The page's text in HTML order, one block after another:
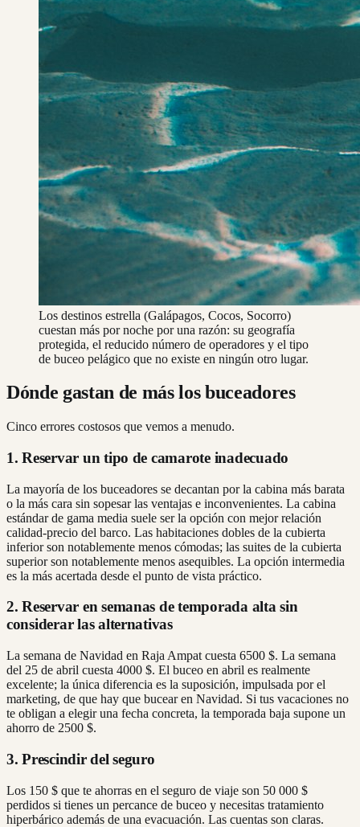
Los destinos estrella (Galápagos, Cocos, Socorro)
cuestan más por noche por una razón: su geografía
protegida, el reducido número de operadores y el tipo
de buceo pelágico que no existe en ningún otro lugar.
Dónde gastan de más los buceadores
Cinco errores costosos que vemos a menudo.
1. Reservar un tipo de camarote inadecuado
La mayoría de los buceadores se decantan por la cabina más barata
o la más cara sin sopesar las ventajas e inconvenientes. La cabina
estándar de gama media suele ser la opción con mejor relación
calidad-precio del barco. Las habitaciones dobles de la cubierta
inferior son notablemente menos cómodas; las suites de la cubierta
superior son notablemente menos asequibles. La opción intermedia
es la más acertada desde el punto de vista práctico.
2. Reservar en semanas de temporada alta sin
considerar las alternativas
La semana de Navidad en Raja Ampat cuesta 6500 $. La semana
del 25 de abril cuesta 4000 $. El buceo en abril es realmente
excelente; la única diferencia es la suposición, impulsada por el
marketing, de que hay que bucear en Navidad. Si tus vacaciones no
te obligan a elegir una fecha concreta, la temporada baja supone un
ahorro de 2500 $.
3. Prescindir del seguro
Los 150 $ que te ahorras en el seguro de viaje son 50 000 $
perdidos si tienes un percance de buceo y necesitas tratamiento
hiperbárico además de una evacuación. Las cuentas son claras.